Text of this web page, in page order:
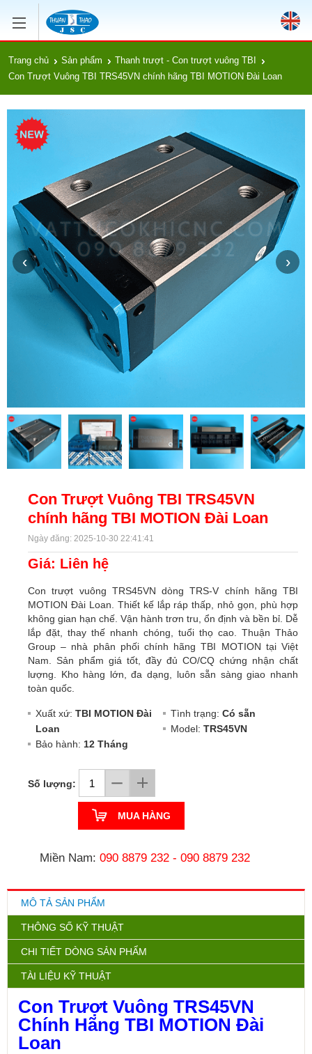
Trang chủ Sản phẩm
Thanh trượt - Con trượt vuông TBI
Con Trượt Vuông TBI TRS45VN chính hãng TBI MOTION Đài Loan
‹ ›
Con Trượt Vuông TBI TRS45VN
chính hãng TBI MOTION Đài Loan
Ngày đăng: 2025-10-30 22:41:41
Giá: Liên hệ
Con trượt vuông TRS45VN dòng TRS-V chính hãng TBI
MOTION Đài Loan. Thiết kế lắp ráp thấp, nhỏ gọn, phù hợp
không gian hạn chế. Vận hành trơn tru, ổn định và bền bỉ. Dễ
lắp đặt, thay thế nhanh chóng, tuổi thọ cao. Thuận Thảo
Group – nhà phân phối chính hãng TBI MOTION tại Việt
Nam. Sản phẩm giá tốt, đầy đủ CO/CQ chứng nhận chất
lượng. Kho hàng lớn, đa dạng, luôn sẵn sàng giao nhanh
toàn quốc.
Xuất xứ: TBI MOTION Đài
Loan
Tình trạng: Có sẵn
Model: TRS45VN
Bảo hành: 12 Tháng
Số lượng:
MUA HÀNG
Miền Nam: 090 8879 232 - 090 8879 232
MÔ TẢ SẢN PHẨM
THÔNG SỐ KỸ THUẬT
CHI TIẾT DÒNG SẢN PHẨM
TÀI LIỆU KỸ THUẬT
Con Trượt Vuông TRS45VN
Chính Hãng TBI MOTION Đài
Loan